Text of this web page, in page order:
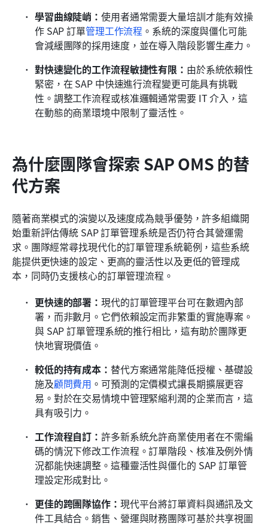
學習曲線陡峭：使用者通常需要大量培訓才能有效操
作 SAP 訂單管理工作流程 。系統的深度與僵化可能
會減緩團隊的採用速度，並在導入階段影響生產力。
對快速變化的工作流程敏捷性有限： 由於系統依賴性
緊密，在 SAP 中快速進行流程變更可能具有挑戰
性。調整工作流程或核准邏輯通常需要 IT 介入，這
在動態的商業環境中限制了靈活性。
為什麼團隊會探索 SAP OMS 的替
代方案
隨著商業模式的演變以及速度成為競爭優勢，許多組織開
始重新評估傳統 SAP 訂單管理系統是否仍符合其營運需
求。團隊經常尋找現代化的訂單管理系統範例，這些系統
能提供更快速的設定、更高的靈活性以及更低的管理成
本，同時仍支援核心的訂單管理流程。
更快速的部署：現代的訂單管理平台可在數週內部
署，而非數月。它們依賴設定而非繁重的實施專案。
與 SAP 訂單管理系統的推行相比，這有助於團隊更
快地實現價值。
較低的持有成本： 替代方案通常能降低授權、基礎設
施及顧問費用 。可預測的定價模式讓長期擴展更容
易。對於在交易情境中管理緊縮利潤的企業而言，這
具有吸引力。
工作流程自訂：許多新系統允許商業使用者在不需編
碼的情況下修改工作流程。訂單階段、核准及例外情
況都能快速調整。這種靈活性與僵化的 SAP 訂單管
理設定形成對比。
更佳的跨團隊協作： 現代平台將訂單資料與通訊及文
件工具結合。銷售、營運與財務團隊可基於共享視圖